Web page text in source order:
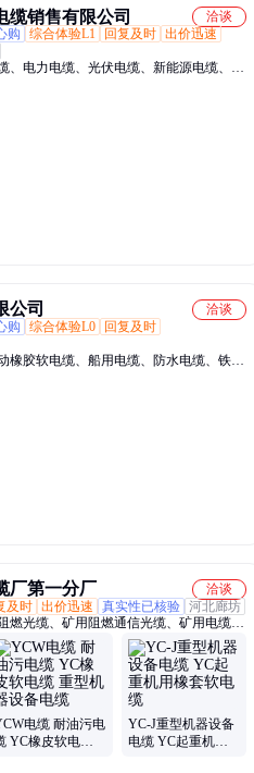
缆销售有限公司
洽谈
购 综合体验L1 回复及时 出价迅速
、电力电缆、光伏电缆、新能源电缆、高
电缆、家装电线
公司
洽谈
购 综合体验L0
回复及时
橡胶软电缆、船用电缆、防水电缆、铁路
矿用通信电缆、计算机电缆、控制电
煤机电缆、电力电缆、矿用高压电力电
缆、监控信号电缆、橡胶电缆、盾构机电
线、软芯电源线
厂第一分厂
洽谈
及时 出价迅速 真实性已核验 河北廊坊
燃光缆、矿用阻燃通信光缆、矿用电缆、
信电缆、矿用阻燃控制电缆、MHYV矿用
套软电缆、MHYVP矿用阻燃通信电缆、
矿用信号电缆、耐高温电缆、耐低温电
通信电缆、屏蔽电缆、矿用高压橡套软电
用移动电源线、MGTSV矿用阻燃光缆、
用阻燃网线、矿用阻燃五类网线
电缆 耐油污电
YC橡皮软电缆
YC-J重型机器设备
电缆 YC起重机用